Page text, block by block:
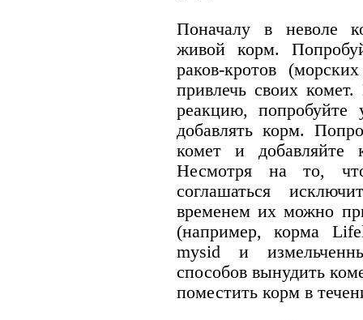
Поначалу в неволе
живой корм.
раков-кротов
привлечь своих
реакцию,
добавлять корм.
комет и добавляйте
Несмотря на то,
соглашаться
временем их можно
(например, корма
mysid и
способов вынудить
поместить корм в